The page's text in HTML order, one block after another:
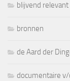
blijvend relevant
bronnen
de Aard der
documentaire